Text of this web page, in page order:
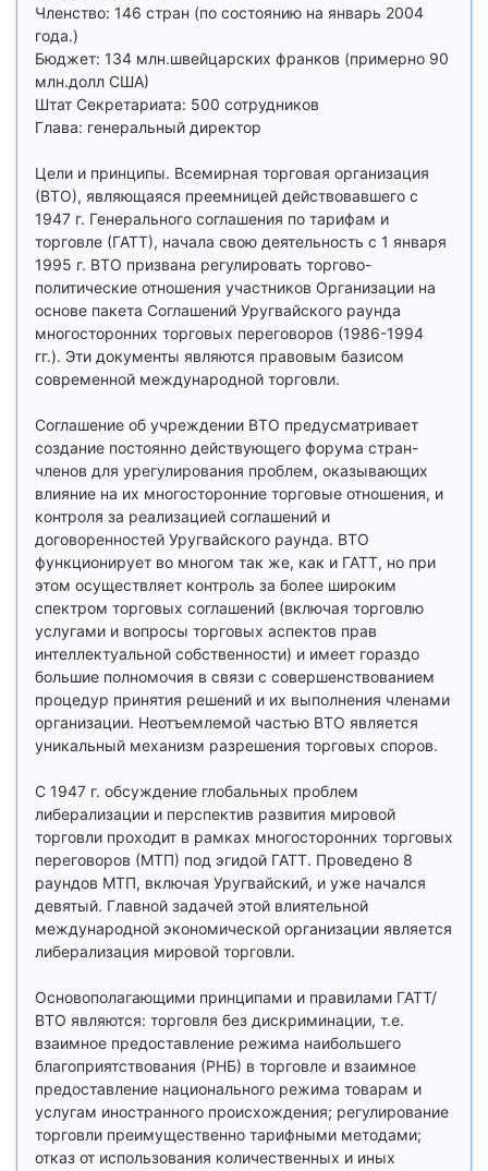
Членство: 146 стран (по состоянию на январь 2004
года.)
Бюджет: 134 млн.швейцарских франков (примерно 90
млн.долл США)
Штат Секретариата: 500 сотрудников
Глава: генеральный директор
Цели и принципы. Всемирная торговая организация
(ВТО), являющаяся преемницей действовавшего с
1947 г. Генерального соглашения по тарифам и
торговле (ГАТТ), начала свою деятельность с 1 января
1995 г. ВТО призвана регулировать торгово-
политические отношения участников Организации на
основе пакета Cоглашений Уругвайского раунда
многосторонних торговых переговоров (1986-1994
гг.). Эти документы являются правовым базисом
современной международной торговли.
Соглашение об учреждении ВТО предусматривает
создание постоянно действующего форума стран-
членов для урегулирования проблем, оказывающих
влияние на их многосторонние торговые отношения, и
контроля за реализацией соглашений и
договоренностей Уругвайского раунда. ВТО
функционирует во многом так же, как и ГАТТ, но при
этом осуществляет контроль за более широким
спектром торговых соглашений (включая торговлю
услугами и вопросы торговых аспектов прав
интеллектуальной собственности) и имеет гораздо
большие полномочия в связи с совершенствованием
процедур принятия решений и их выполнения членами
организации. Неотъемлемой частью ВТО является
уникальный механизм разрешения торговых споров.
С 1947 г. обсуждение глобальных проблем
либерализации и перспектив развития мировой
торговли проходит в рамках многосторонних торговых
переговоров (МТП) под эгидой ГАТТ. Проведено 8
раундов МТП, включая Уругвайский, и уже начался
девятый. Главной задачей этой влиятельной
международной экономической организации является
либерализация мировой торговли.
Основополагающими принципами и правилами ГАТТ/
ВТО являются: торговля без дискриминации, т.е.
взаимное предоставление режима наибольшего
благоприятствования (РНБ) в торговле и взаимное
предоставление национального режима товарам и
услугам иностранного происхождения; регулирование
торговли преимущественно тарифными методами;
отказ от использования количественных и иных